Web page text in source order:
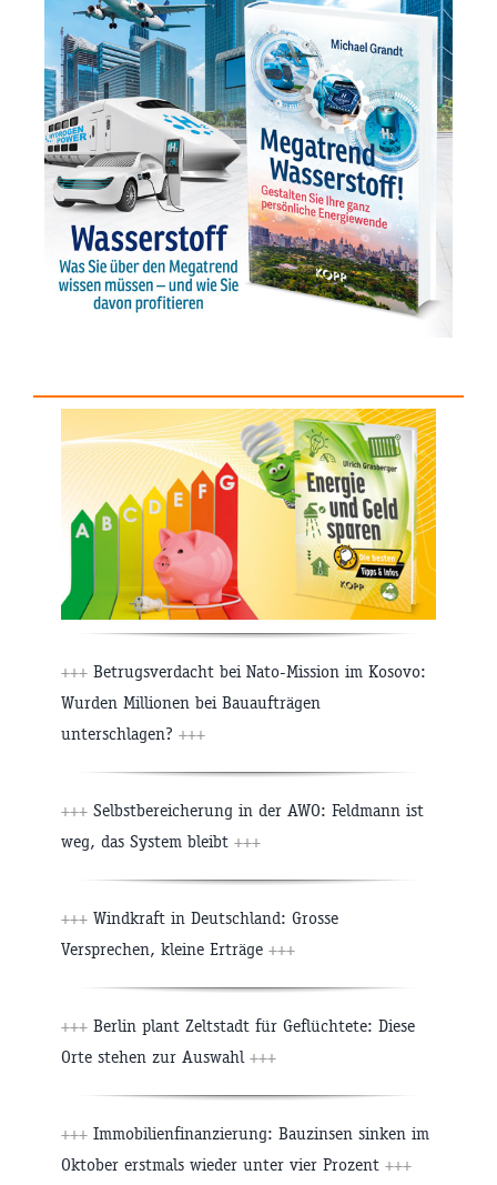
+++ Betrugsverdacht bei Nato-Mission im Kosovo:
Wurden Millionen bei Bauaufträgen
unterschlagen? +++
+++ Selbstbereicherung in der AWO: Feldmann ist
weg, das System bleibt +++
+++ Windkraft in Deutschland: Grosse
Versprechen, kleine Erträge +++
+++ Berlin plant Zeltstadt für Geflüchtete: Diese
Orte stehen zur Auswahl +++
+++ Immobilienfinanzierung: Bauzinsen sinken im
Oktober erstmals wieder unter vier Prozent +++